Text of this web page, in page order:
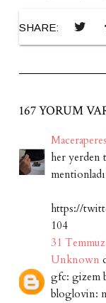
SHARE:
167 YORUM
her yerden
https://
104
31
Unknown
gfc: gizem
bloglovin: